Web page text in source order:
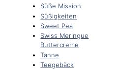
Süße Mission
Süßigkeiten
Sweet Pea
Swiss Meringue
Buttercreme
Tanne
Teegebäck